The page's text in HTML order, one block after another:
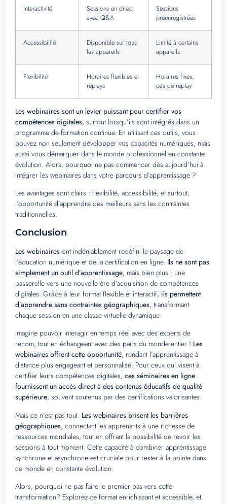
Interactivité
Sessions en direct
avec Q&A
Sessions
préenregistrées
Accessibilité
Disponible sur tous
les appareils
Limité à certains
appareils
Flexibilité
Horaires flexibles et
replays
Horaires fixes,
pas de replay
Les webinaires sont un levier puissant pour certifier vos
compétences digitales, surtout lorsqu’ils sont intégrés dans un
programme de formation continue. En utilisant ces outils, vous
pouvez non seulement développer vos capacités numériques, mais
aussi vous démarquer dans le monde professionnel en constante
évolution. Alors, pourquoi ne pas commencer dès aujourd’hui à
intégrer les webinaires dans votre parcours d’apprentissage ?
Les avantages sont clairs : flexibilité, accessibilité, et surtout,
l’opportunité d’apprendre des meilleurs sans les contraintes
traditionnelles.
Conclusion
Les webinaires ont indéniablement redéfini le paysage de
l’éducation numérique et de la certification en ligne. Ils ne sont pas
simplement un outil d’apprentissage, mais bien plus : une
passerelle vers une nouvelle ère d’acquisition de compétences
digitales. Grâce à leur format flexible et interactif, ils permettent
d’apprendre sans contraintes géographiques, transformant
chaque session en une classe virtuelle dynamique.
Imagine pouvoir interagir en temps réel avec des experts de
renom, tout en échangeant avec des pairs du monde entier ! Les
webinaires offrent cette opportunité, rendant l’apprentissage à
distance plus engageant et personnalisé. Pour ceux qui visent à
certifier leurs compétences digitales, ces séminaires en ligne
fournissent un accès direct à des contenus éducatifs de qualité
supérieure, souvent soutenus par des certifications valorisantes.
Mais ce n’est pas tout. Les webinaires brisent les barrières
géographiques, connectant les apprenants à une richesse de
ressources mondiales, tout en offrant la possibilité de revoir les
sessions à tout moment. Cette capacité à combiner apprentissage
synchrone et asynchrone est cruciale pour rester à la pointe dans
ce monde en constante évolution.
Alors, pourquoi ne pas faire le premier pas vers cette
transformation? Explorez ce format enrichissant et accessible, et